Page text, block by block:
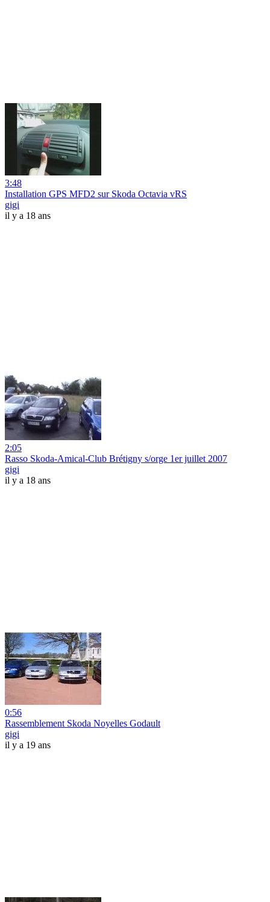
3:48
Installation GPS MFD2 sur Skoda Octavia vRS
gigi
il y a 18 ans
2:05
Rasso Skoda-Amical-Club Brétigny s/orge 1er juillet 2007
gigi
il y a 18 ans
0:56
Rassemblement Skoda Noyelles Godault
gigi
il y a 19 ans